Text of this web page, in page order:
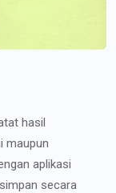
hasil
maupun
aplikasi
secara